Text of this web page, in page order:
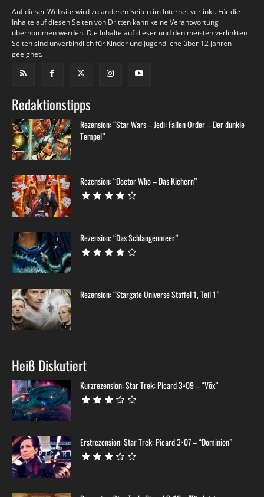
Auf dieser Website wird zu anderen Seiten im Internet verlinkt. Für die
Inhalte auf diesen Seiten von Dritten kann keine Verantwortung
übernommen werden. Die Inhalte auf dieser und den meisten verlinkten
Seiten sind unverbindlich für Kinder und Jugendliche über 12 Jahren
geeignet.
Redaktionstipps
Rezension: “Star Wars – Jedi: Fallen Order – Der dunkle
Tempel”
Rezension: “Doctor Who – Das Kichern”
Rezension: “Das Schlangenmeer”
Rezension: “Stargate Universe Staffel 1, Teil 1”
Heiß Diskutiert
Kurzrezension: Star Trek: Picard 3×09 – “Võx”
Erstrezension: Star Trek: Picard 3×07 – “Dominion”